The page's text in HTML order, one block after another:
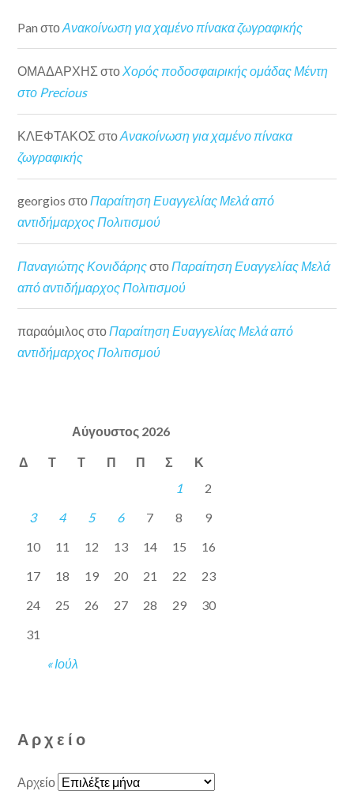
Pan στοΑνακοίνωση για χαμένο πίνακα ζωγραφικής
ΟΜΑΔΑΡΧΗΣ στοΧορός ποδοσφαιρικής ομάδας Μέντη
στο Precious
ΚΛΕΦΤΑΚΟΣ στοΑνακοίνωση για χαμένο πίνακα
ζωγραφικής
georgios στοΠαραίτηση Ευαγγελίας Μελά από
αντιδήμαρχος Πολιτισμού
Παναγιώτης Κονιδάρηςστο Παραίτηση Ευαγγελίας Μελά
από αντιδήμαρχος Πολιτισμού
παραόμιλος στο Παραίτηση Ευαγγελίας Μελά από
αντιδήμαρχος Πολιτισμού
Αύγουστος 2026
Δ Τ Τ Π Π Σ Κ
« Ιούλ
1
2
3
4 5 6 7 8
9
10
11 12 13 14 15
16
17
18 19 20 21 22
23
24
25 26 27 28 29
30
31
Αρχείο
Αρχείο